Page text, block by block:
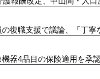
の復職支援で議論、「丁
機器4品目の保険適用を